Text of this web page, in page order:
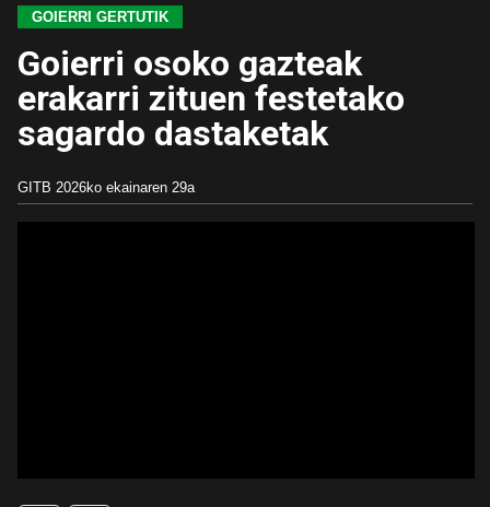
GOIERRI GERTUTIK
Goierri osoko gazteak
erakarri zituen festetako
sagardo dastaketak
GITB 2026ko ekainaren 29a